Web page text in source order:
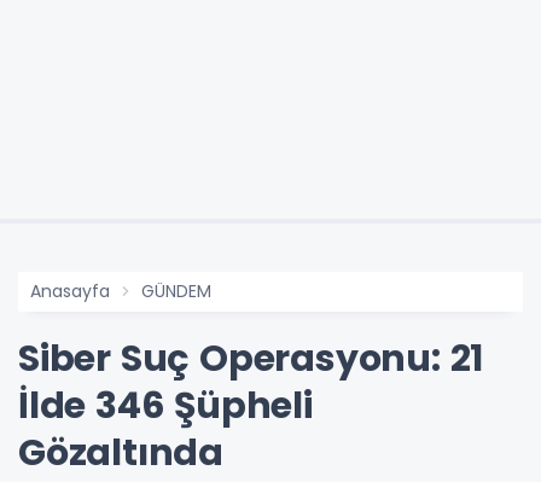
Anasayfa GÜNDEM
Siber Suç Operasyonu: 21
İlde 346 Şüpheli
Gözaltında